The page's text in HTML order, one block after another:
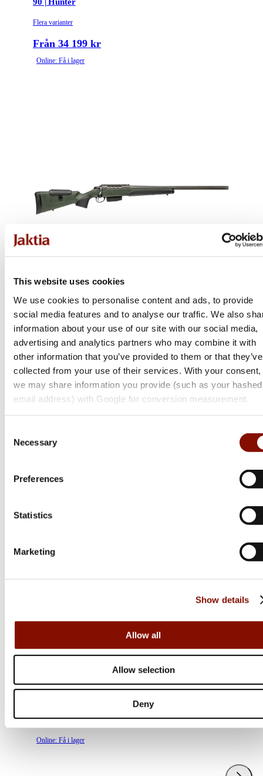
This website uses cookies
We use cookies to personalise content and ads, to provide
social media features and to analyse our traffic. We also
information about your use of our site with our social media,
advertising and analytics partners who may combine it with
other information that you’ve provided to them or that they’ve
collected from your use of their services. With your consent,
we may share information you provide (such as your hashed
email address) with Google for conversion measurement.
Selection
Necessary
Preferences
Statistics
Marketing
Show details
Allow all
Allow selection
Deny
90 | Hunter
Flera varianter
Från 34 199 kr
Online: Få i lager
T3x Super Varmint | Cerakote
Flera varianter
31 299 kr
Online: I lager
T3x Ace Target
Från 26 799 kr
Online: Få i lager